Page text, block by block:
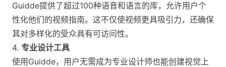
Guidde提供了超过100种语音和语言的库，允许用户个
性化他们的视频指南。这不仅使视频更具吸引力，还确保
其对多样化的受众具有可访问性。
4. 专业设计工具
使用Guidde，用户无需成为专业设计师也能创建视觉上